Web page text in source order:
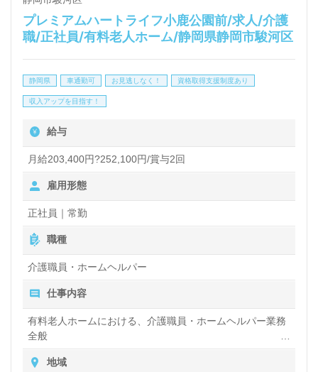
格手当、処遇改善手当、特別処遇改善手当も魅力のひ
とつ。協力し合える先輩や同僚に囲まれて、あなたの
人探しは【ウィルオブ介護】＊求人情報収集、将来的
に検討の方も遠慮なく＊
LINE、メール、お電話などご希望に応じてお問い合
わせ/ご相談可能です。転職相談、求人紹介、年収交
渉など完全無料サービスをご利用いただけます。＜非
公開求人も取扱いあり！＞"転職支援"のプロと一緒に
転職活動！お問い合わせお待ちしております。
プレミアムハートライフ小鹿公園前/求人/介護
職/正社員/有料老人ホーム/静岡県静岡市駿河区
静岡県 車通勤可 お見逃しなく！ 資格取得支援制度あり
収入アップを目指す！
給与
月給203,400円?252,100円/賞与2回
雇用形態
正社員｜常勤
職種
介護職員・ホームヘルパー
仕事内容
有料老人ホームにおける、介護職員・ホームヘルパー業務
全般
入浴や排せつ、食事などの身体的サポートや、買い物や掃
除、洗濯など日常生活のサポートなど
地域